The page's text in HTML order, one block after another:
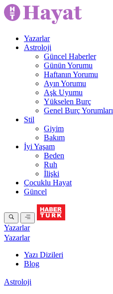
Yazarlar
Astroloji
Güncel Haberler
Günün Yorumu
Haftanın Yorumu
Ayın Yorumu
Aşk Uyumu
Yükselen Burç
Genel Burç Yorumları
Stil
Giyim
Bakım
İyi Yaşam
Beden
Ruh
İlişki
Çocuklu Hayat
Güncel
Yazarlar
Yazarlar
Yazı Dizileri
Blog
Astroloji